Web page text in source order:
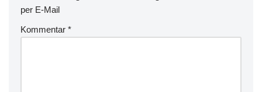
per E-Mail
Kommentar *